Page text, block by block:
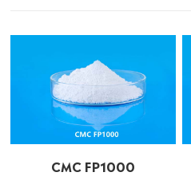
CMC FP1000